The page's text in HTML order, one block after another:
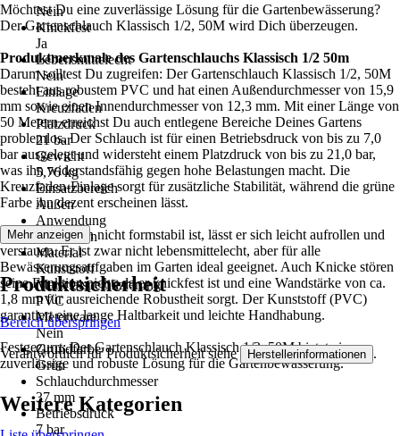
Nein
Knickfest
Ja
Lebensmittelecht
Nein
Einlage
Kreuzfaden
Platzdruck
21 bar
Gewicht
5,76 kg
Einsatzbereich
Außen
Anwendung
Bewässern
Material
Kunststoff
Materialspezifizierung
PVC
Meterware
Nein
Grundfarbe
Grün
Schlauchdurchmesser
37 mm
Betriebsdruck
7 bar
Möchtest Du eine zuverlässige Lösung für die Gartenbewässerung?
Der Gartenschlauch Klassisch 1/2, 50M wird Dich überzeugen.
Produktmerkmale des Gartenschlauchs Klassisch 1/2 50m
Darum solltest Du zugreifen: Der Gartenschlauch Klassisch 1/2, 50M
besteht aus robustem PVC und hat einen Außendurchmesser von 15,9
mm sowie einen Innendurchmesser von 12,3 mm. Mit einer Länge von
50 Metern erreichst Du auch entlegene Bereiche Deines Gartens
problemlos. Der Schlauch ist für einen Betriebsdruck von bis zu 7,0
bar ausgelegt und widersteht einem Platzdruck von bis zu 21,0 bar,
was ihn widerstandsfähig gegen hohe Belastungen macht. Die
Kreuzfaden-Einlage sorgt für zusätzliche Stabilität, während die grüne
Farbe ihn dezent erscheinen lässt.
Da der Schlauch nicht formstabil ist, lässt er sich leicht aufrollen und
verstauen. Er ist zwar nicht lebensmittelecht, aber für alle
Bewässerungsaufgaben im Garten ideal geeignet. Auch Knicke stören
seine Funktion nicht, da er knickfest ist und eine Wandstärke von ca.
1,8 mm für ausreichende Robustheit sorgt. Der Kunststoff (PVC)
garantiert eine lange Haltbarkeit und leichte Handhabung.
Festgezurrt: Der Gartenschlauch Klassisch 1/2, 50M bietet eine
zuverlässige und robuste Lösung für die Gartenbewässerung.
Mehr anzeigen
Produktsicherheit
Bereich überspringen
Verantwortlich für Produktsicherheit siehe Herstellerinformationen .
Weitere Kategorien